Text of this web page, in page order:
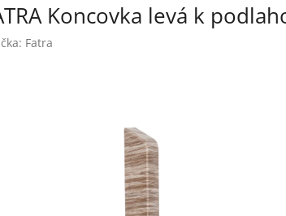
Koncovka levá k
Fatra